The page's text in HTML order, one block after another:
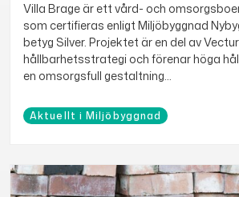
Villa Brage är ett vård- och
som certifieras enligt Miljöbyggnad
betyg Silver. Projektet är en del av
hållbarhetsstrategi och förenar höga
en omsorgsfull gestaltning...
Aktuellt i Miljöbyggnad